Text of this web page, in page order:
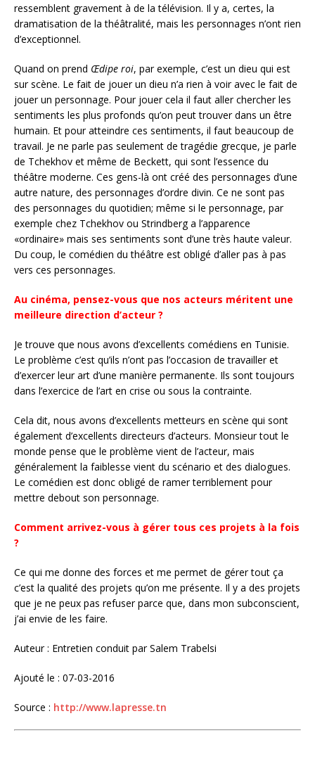
ressemblent gravement à de la télévision. Il y a, certes, la
dramatisation de la théâtralité, mais les personnages n’ont rien
d’exceptionnel.
Quand on prend Œdipe roi, par exemple, c’est un dieu qui est
sur scène. Le fait de jouer un dieu n’a rien à voir avec le fait de
jouer un personnage. Pour jouer cela il faut aller chercher les
sentiments les plus profonds qu’on peut trouver dans un être
humain. Et pour atteindre ces sentiments, il faut beaucoup de
travail. Je ne parle pas seulement de tragédie grecque, je parle
de Tchekhov et même de Beckett, qui sont l’essence du
théâtre moderne. Ces gens-là ont créé des personnages d’une
autre nature, des personnages d’ordre divin. Ce ne sont pas
des personnages du quotidien; même si le personnage, par
exemple chez Tchekhov ou Strindberg a l’apparence
«ordinaire» mais ses sentiments sont d’une très haute valeur.
Du coup, le comédien du théâtre est obligé d’aller pas à pas
vers ces personnages.
Au cinéma, pensez-vous que nos acteurs méritent une
meilleure direction d’acteur ?
Je trouve que nous avons d’excellents comédiens en Tunisie.
Le problème c’est qu’ils n’ont pas l’occasion de travailler et
d’exercer leur art d’une manière permanente. Ils sont toujours
dans l’exercice de l’art en crise ou sous la contrainte.
Cela dit, nous avons d’excellents metteurs en scène qui sont
également d’excellents directeurs d’acteurs. Monsieur tout le
monde pense que le problème vient de l’acteur, mais
généralement la faiblesse vient du scénario et des dialogues.
Le comédien est donc obligé de ramer terriblement pour
mettre debout son personnage.
Comment arrivez-vous à gérer tous ces projets à la fois
?
Ce qui me donne des forces et me permet de gérer tout ça
c’est la qualité des projets qu’on me présente. Il y a des projets
que je ne peux pas refuser parce que, dans mon subconscient,
j’ai envie de les faire.
Auteur : Entretien conduit par Salem Trabelsi
Ajouté le : 07-03-2016
Source : http://www.lapresse.tn